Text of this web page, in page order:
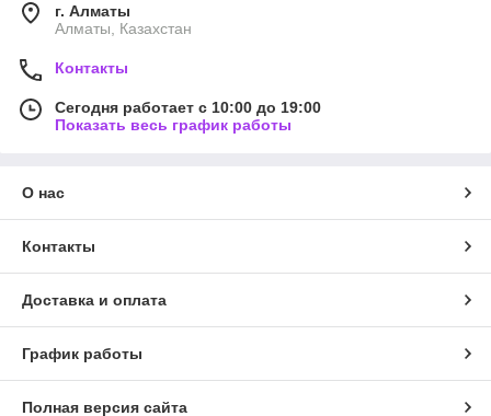
г. Алматы
Алматы, Казахстан
Контакты
Сегодня работает с 10:00 до 19:00
Показать весь график работы
О нас
Контакты
Доставка и оплата
График работы
Полная версия сайта